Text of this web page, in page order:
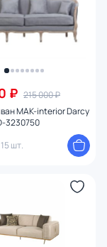
₽ 215 000 ₽
Darcy
3230750
шт.